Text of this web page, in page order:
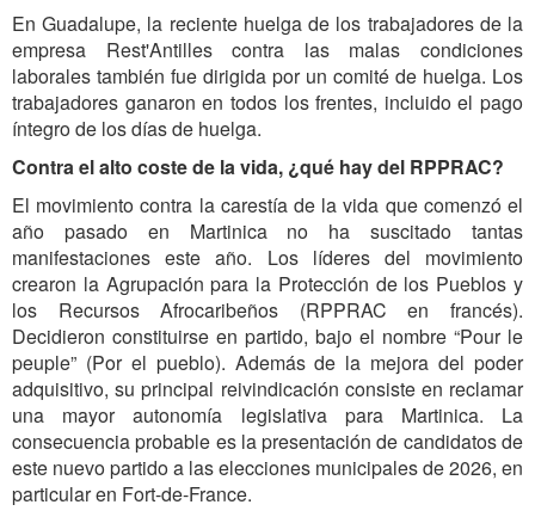
En Guadalupe, la reciente huelga de los trabajadores de la
empresa Rest'Antilles contra las malas condiciones
laborales también fue dirigida por un comité de huelga. Los
trabajadores ganaron en todos los frentes, incluido el pago
íntegro de los días de huelga.
Contra el alto coste de la vida, ¿qué hay del RPPRAC?
El movimiento contra la carestía de la vida que comenzó el
año pasado en Martinica no ha suscitado tantas
manifestaciones este año. Los líderes del movimiento
crearon la Agrupación para la Protección de los Pueblos y
los Recursos Afrocaribeños (RPPRAC en francés).
Decidieron constituirse en partido, bajo el nombre “Pour le
peuple” (Por el pueblo). Además de la mejora del poder
adquisitivo, su principal reivindicación consiste en reclamar
una mayor autonomía legislativa para Martinica. La
consecuencia probable es la presentación de candidatos de
este nuevo partido a las elecciones municipales de 2026, en
particular en Fort-de-France.